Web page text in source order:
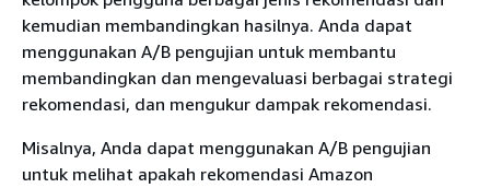
kemudian membandingkan hasilnya. Anda dapat
menggunakan A/B pengujian untuk membantu
membandingkan dan mengevaluasi berbagai strategi
rekomendasi, dan mengukur dampak rekomendasi.
Misalnya, Anda dapat menggunakan A/B pengujian
untuk melihat apakah rekomendasi Amazon